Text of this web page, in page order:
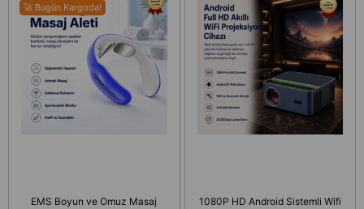
EMS Boyun ve Omuz Masaj
🚀 Bugün Kargoda!
1080P HD Android Sistemli Wifi